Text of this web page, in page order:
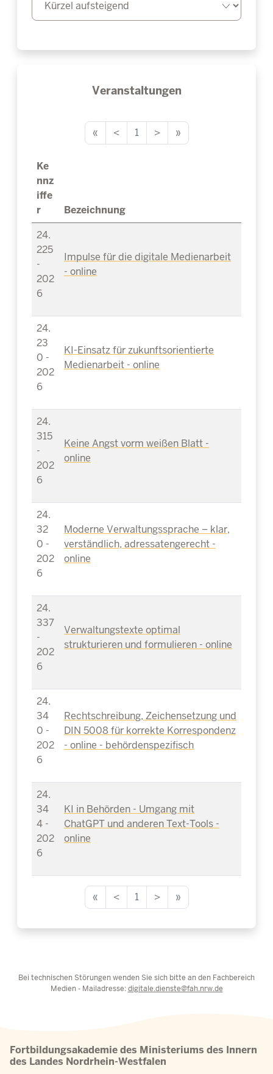
Veranstaltungen
« < 1 > »
Ke
nnz
iffe
r
Bezeichnung
24.
225
-
202
6
Impulse für die digitale Medienarbeit
- online
24.
23
0 -
202
6
KI-Einsatz für zukunftsorientierte
Medienarbeit - online
24.
315
-
202
6
Keine Angst vorm weißen Blatt -
online
24.
32
0 -
202
6
Moderne Verwaltungssprache – klar,
verständlich, adressatengerecht -
online
24.
337
-
202
6
Verwaltungstexte optimal
strukturieren und formulieren - online
24.
34
0 -
202
6
Rechtschreibung, Zeichensetzung und
DIN 5008 für korrekte Korrespondenz
- online - behördenspezifisch
24.
34
4 -
202
6
KI in Behörden - Umgang mit
ChatGPT und anderen Text-Tools -
online
« < 1 > »
Bei technischen Störungen wenden Sie sich bitte an den Fachbereich
Medien - Mailadresse:digitale.dienste@fah.nrw.de
Fortbildungsakademie des Ministeriums des Innern
des Landes Nordrhein-Westfalen